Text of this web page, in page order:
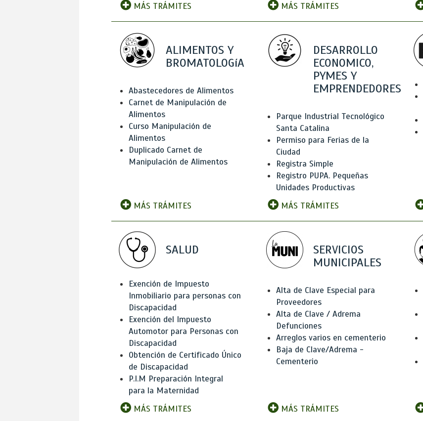
MÁS TRÁMITES
MÁS TRÁMITES
ALIMENTOS Y
BROMATOLOGíA
Abastecedores de Alimentos
Carnet de Manipulación de
Alimentos
Curso Manipulación de
Alimentos
Duplicado Carnet de
Manipulación de Alimentos
MÁS TRÁMITES
DESARROLLO
ECONOMICO,
PYMES Y
EMPRENDEDORES
Parque Industrial Tecnológico
Santa Catalina
Permiso para Ferias de la
Ciudad
Registra Simple
Registro PUPA. Pequeñas
Unidades Productivas
MÁS TRÁMITES
SALUD
Exención de Impuesto
Inmobiliario para personas con
Discapacidad
Exención del Impuesto
Automotor para Personas con
Discapacidad
Obtención de Certificado Único
de Discapacidad
P.I.M Preparación Integral
para la Maternidad
MÁS TRÁMITES
SERVICIOS
MUNICIPALES
Alta de Clave Especial para
Proveedores
Alta de Clave / Adrema
Defunciones
Arreglos varios en cementerio
Baja de Clave/Adrema -
Cementerio
MÁS TRÁMITES